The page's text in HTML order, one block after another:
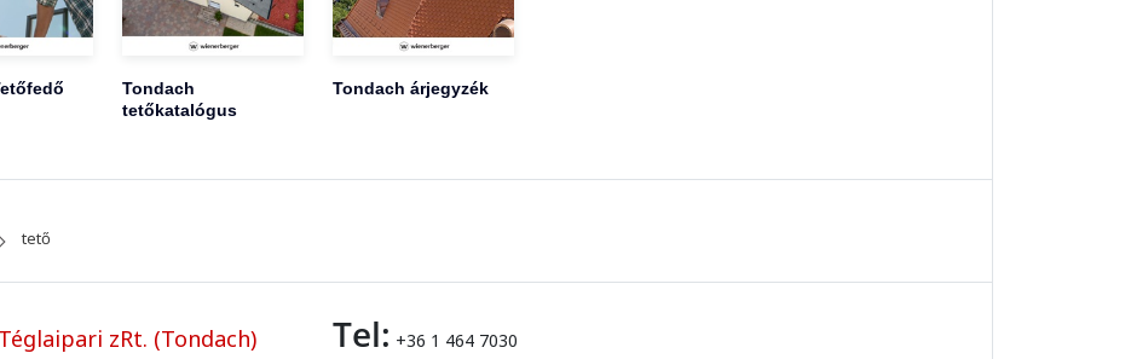
Tondach
tetőkatalógus
Tondach árjegyzék
tető
zRt. (Tondach) Tel: +36 1 464 7030